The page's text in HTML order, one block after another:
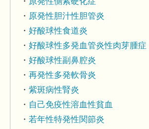
原発性胆汁性胆管炎
好酸球性食道炎
好酸球性多発血管炎性肉芽腫症
好酸球性副鼻腔炎
再発性多発軟骨炎
紫斑病性腎炎
自己免疫性溶血性貧血
若年性特発性関節炎